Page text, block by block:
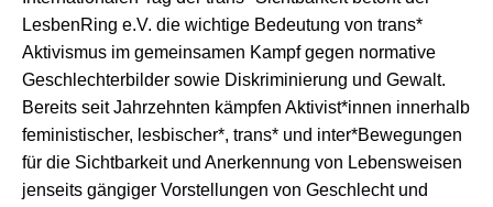
LesbenRing e.V. die wichtige Bedeutung von trans*
Aktivismus im gemeinsamen Kampf gegen normative
Geschlechterbilder sowie Diskriminierung und Gewalt.
Bereits seit Jahrzehnten kämpfen Aktivist*innen innerhalb
feministischer, lesbischer*, trans* und inter*Bewegungen
für die Sichtbarkeit und Anerkennung von Lebensweisen
jenseits gängiger Vorstellungen von Geschlecht und